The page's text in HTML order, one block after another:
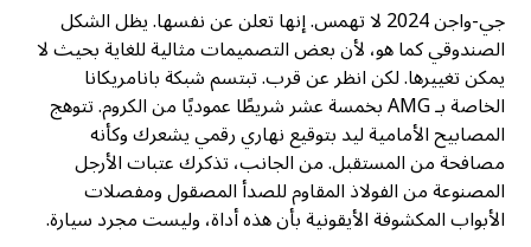
جي-واجن 2024 لا تهمس. إنها تعلن عن نفسها. يظل الشكل
الصندوقي كما هو، لأن بعض التصميمات مثالية للغاية بحيث لا
يمكن تغييرها. لكن انظر عن قرب. تبتسم شبكة بانامريكانا
الخاصة بـ AMG بخمسة عشر شريطًا عموديًا من الكروم. تتوهج
المصابيح الأمامية ليد بتوقيع نهاري رقمي يشعرك وكأنه
مصافحة من المستقبل. من الجانب، تذكرك عتبات الأرجل
المصنوعة من الفولاذ المقاوم للصدأ المصقول ومفصلات
الأبواب المكشوفة الأيقونية بأن هذه أداة، وليست مجرد سيارة.